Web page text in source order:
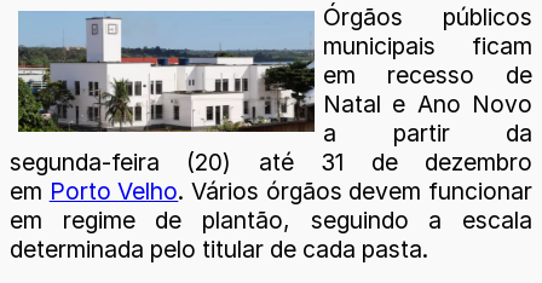
Órgãos públicos
municipais ficam
em recesso de
Natal e Ano Novo
a partir da
segunda-feira (20) até 31 de dezembro
em Porto Velho. Vários órgãos devem funcionar
em regime de plantão, seguindo a escala
determinada pelo titular de cada pasta.